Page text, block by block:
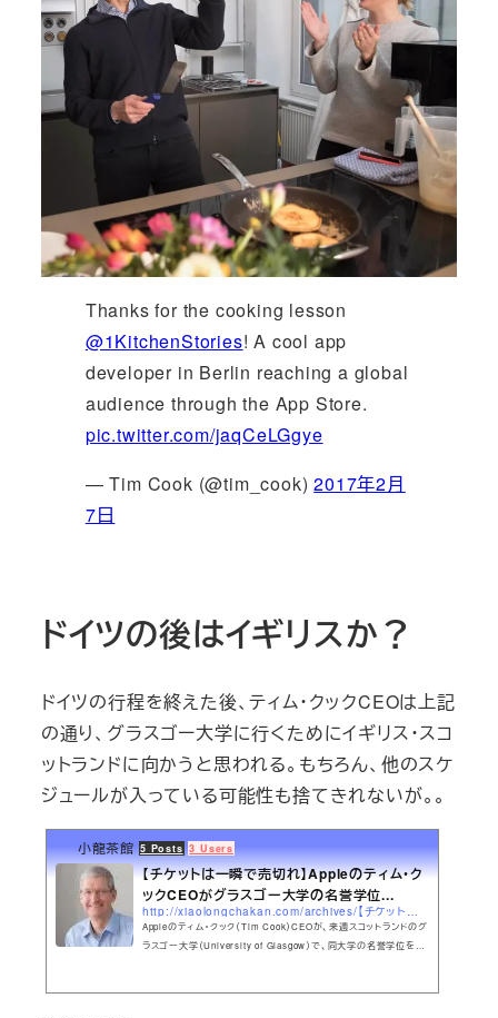
Thanks for the cooking lesson
@1KitchenStories! A cool app
developer in Berlin reaching a global
audience through the App Store.
pic.twitter.com/jaqCeLGgye
— Tim Cook (@tim_cook)2017年2月
7日
ドイツの後はイギリスか？
ドイツの行程を終えた後、ティム・クックCEOは上記
の通り、グラスゴー大学に行くためにイギリス・スコ
ットランドに向かうと思われる。もちろん、他のスケ
ジュールが入っている可能性も捨てきれないが。。
小龍茶館 5 Posts 3 Users
【チケットは一瞬で売切れ】Appleのティム・ク
ックCEOがグラスゴー大学の名誉学位...
Appleのティム・クック（Tim Cook）CEOが、来週スコットランドのグ
ラスゴー大学（University of Glasgow）で、同大学の名誉学位を受